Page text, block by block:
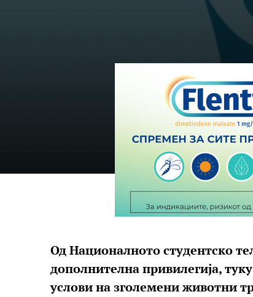
Од Националното студентско
дополнителна привилегија,
услови на зголемени животни